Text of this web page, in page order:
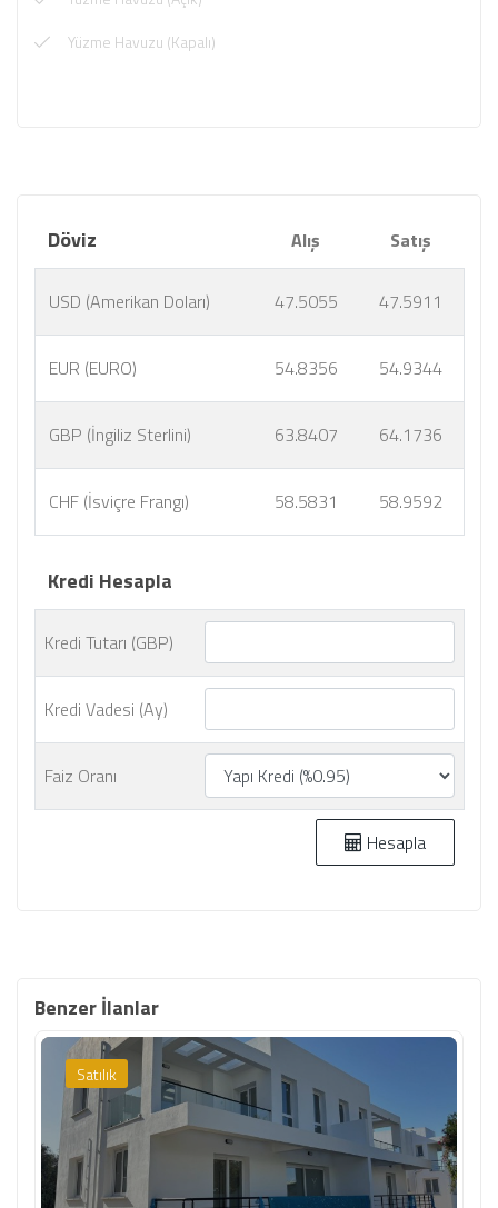
Yüzme Havuzu (Kapalı)
Döviz Alış Satış
USD (Amerikan Doları) 47.5055 47.5911
EUR (EURO) 54.8356 54.9344
GBP (İngiliz Sterlini) 63.8407 64.1736
CHF (İsviçre Frangı) 58.5831 58.9592
Kredi Hesapla
Kredi Tutarı (GBP)
Kredi Vadesi (Ay)
Faiz Oranı
Hesapla
Benzer İlanlar
Satılık